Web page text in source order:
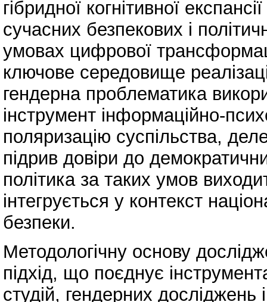
гібридної когнітивної
сучасних безпекових і
умовах цифрової
ключове середовище
гендерна проблематика
інструмент інформаційно-
поляризацію суспільства,
підрив довіри до
політика за таких умов
інтегрується у контекст
безпеки.
Методологічну основу
підхід, що поєднує
студій, гендерних досліджень